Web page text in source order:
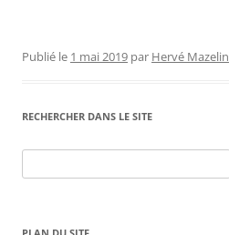
Publié le 1 mai 2019 par Hervé Mazelin
RECHERCHER DANS LE SITE